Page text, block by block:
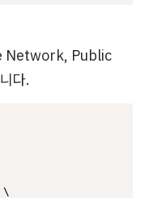
Network, Public
다.